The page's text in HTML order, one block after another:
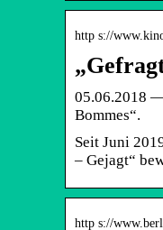
http s://
05.06.2018
Bommes“.
Seit Juni
– Gejagt“
http s://